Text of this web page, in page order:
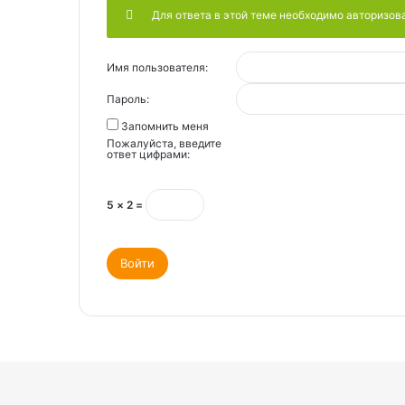
Для ответа в этой теме необходимо
Имя пользователя:
Пароль:
Запомнить меня
Пожалуйста, введите
ответ цифрами:
5 × 2 =
Войти